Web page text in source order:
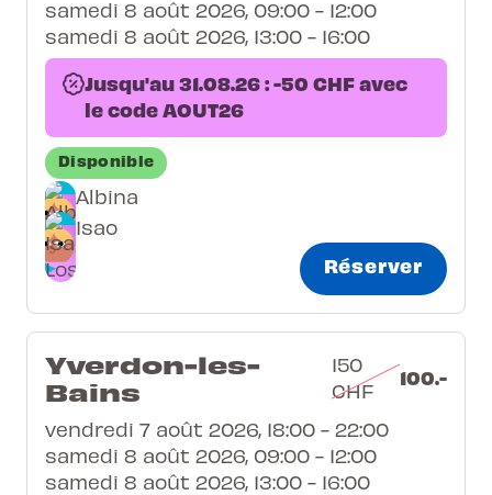
samedi 8 août 2026, 09:00 - 12:00
samedi 8 août 2026, 13:00 - 16:00
Jusqu'au 31.08.26 : -50 CHF avec
le code AOUT26
Disponible
Albina
Isao
Réserver
Yverdon-les-
Bains
150
CHF
100.-
vendredi 7 août 2026, 18:00 - 22:00
samedi 8 août 2026, 09:00 - 12:00
samedi 8 août 2026, 13:00 - 16:00